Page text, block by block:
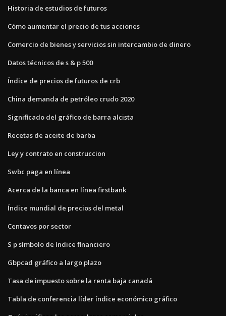
Historia de estudios de futuros
Cómo aumentar el precio de tus acciones
Comercio de bienes y servicios sin intercambio de dinero
Datos técnicos de s & p 500
Índice de precios de futuros de crb
China demanda de petróleo crudo 2020
Significado del gráfico de barra alcista
Recetas de aceite de barba
Ley y contrato en construccion
Swbc paga en línea
Acerca de la banca en línea firstbank
Índice mundial de precios del metal
Centavos por sector
S p símbolo de índice financiero
Gbpcad gráfico a largo plazo
Tasa de impuesto sobre la renta baja canadá
Tabla de conferencia líder índice económico gráfico